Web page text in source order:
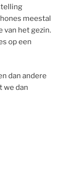
meestal
van het gezin.
op een
dan andere
we dan